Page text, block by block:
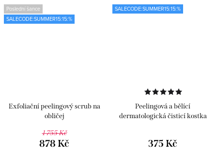
Poslední šance
SALECODE:SUMMER15:15:%
Exfoliační peelingový scrub na
obličej
1 755 Kč
878 Kč
SALECODE:SUMMER15:15:%
Peelingová a bělící
dermatologická čisticí kostka
375 Kč